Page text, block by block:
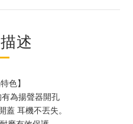
述
色】
為揚聲器開孔
蓋 耳機不丟失。